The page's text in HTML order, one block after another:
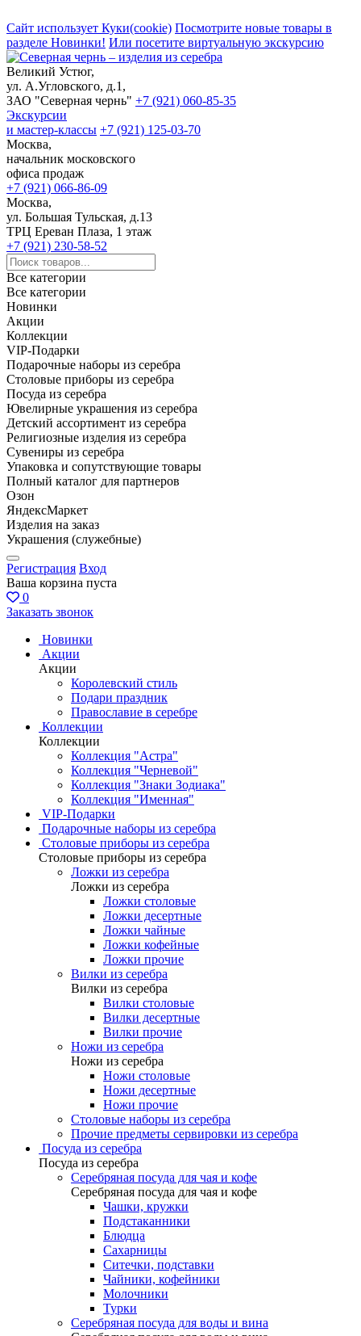
Сайт использует Куки(cookie) Посмотрите новые товары в
разделе Новинки! Или посетите виртуальную экскурсию
Великий Устюг,
ул. А.Угловского, д.1,
ЗАО "Северная чернь" +7 (921) 060-85-35
Экскурсии
и мастер-классы +7 (921) 125-03-70
Москва,
начальник московского
офиса продаж
+7 (921) 066-86-09
Москва,
ул. Большая Тульская, д.13
ТРЦ Ереван Плаза, 1 этаж
+7 (921) 230-58-52
Все категории
Все категории
Новинки
Акции
Коллекции
VIP-Подарки
Подарочные наборы из серебра
Столовые приборы из серебра
Посуда из серебра
Ювелирные украшения из серебра
Детский ассортимент из серебра
Религиозные изделия из серебра
Сувениры из серебра
Упаковка и сопутствующие товары
Полный каталог для партнеров
Озон
ЯндексМаркет
Изделия на заказ
Украшения (служебные)
Регистрация Вход
Ваша корзина пуста
0
Заказать звонок
Новинки
Акции
Акции
Королевский стиль
Подари праздник
Православие в серебре
Коллекции
Коллекции
Коллекция "Астра"
Коллекция "Черневой"
Коллекция "Знаки Зодиака"
Коллекция "Именная"
VIP-Подарки
Подарочные наборы из серебра
Столовые приборы из серебра
Столовые приборы из серебра
Ложки из серебра
Ложки из серебра
Ложки столовые
Ложки десертные
Ложки чайные
Ложки кофейные
Ложки прочие
Вилки из серебра
Вилки из серебра
Вилки столовые
Вилки десертные
Вилки прочие
Ножи из серебра
Ножи из серебра
Ножи столовые
Ножи десертные
Ножи прочие
Столовые наборы из серебра
Прочие предметы сервировки из серебра
Посуда из серебра
Посуда из серебра
Серебряная посуда для чая и кофе
Серебряная посуда для чая и кофе
Чашки, кружки
Подстаканники
Блюдца
Сахарницы
Ситечки, подставки
Чайники, кофейники
Молочники
Турки
Серебряная посуда для воды и вина